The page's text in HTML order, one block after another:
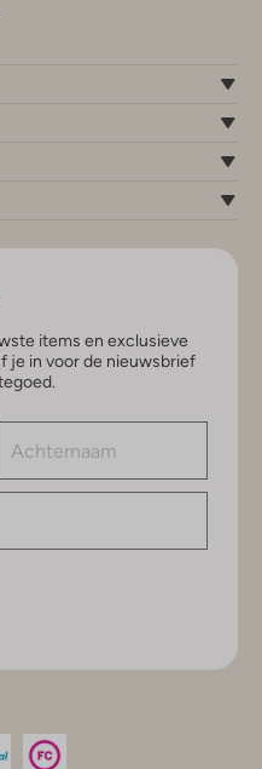
items en exclusieve
je in voor de nieuwsbrief